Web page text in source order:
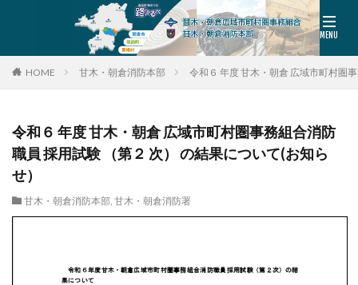
HOME 甘木・朝倉消防本部 令和６ 年度 甘木・朝倉 広域市町村圏
令和６ 年度 甘木・朝倉 広域市町村圏事務組合消防
職員 採用試験 （第２ 次） の結果について(お知ら
せ）
甘木・朝倉消防本部, 甘木・朝倉消防署